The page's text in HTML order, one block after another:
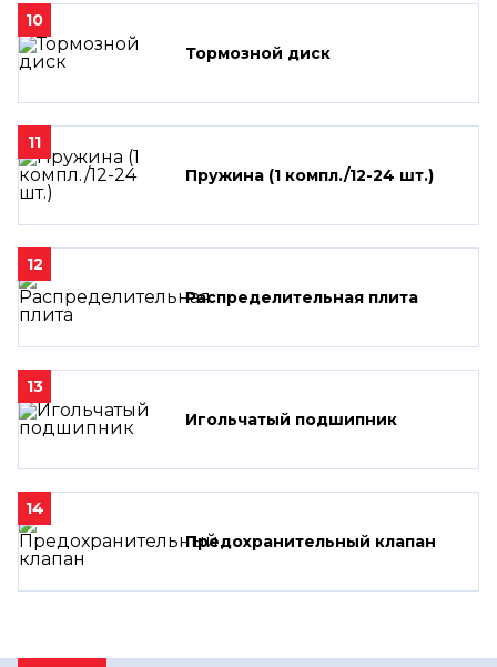
10
Тормозной диск
11
Пружина (1 компл./12-24 шт.)
12
Распределительная плита
13
Игольчатый подшипник
14
Предохранительный клапан